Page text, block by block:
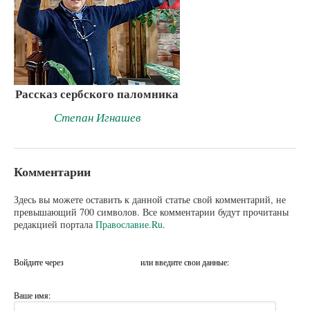
Рассказ сербского паломника
Степан Игнашев
Комментарии
Здесь вы можете оставить к данной статье свой комментарий, не
превышающий 700 символов. Все комментарии будут прочитаны
редакцией портала Православие.Ru.
Войдите через или введите свои данные:
Ваше имя: